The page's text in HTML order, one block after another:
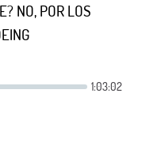
NO, POR LOS